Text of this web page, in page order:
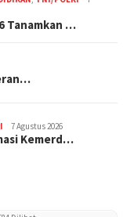
Tanamkan …
7 Agustus 2026
Kemerd…